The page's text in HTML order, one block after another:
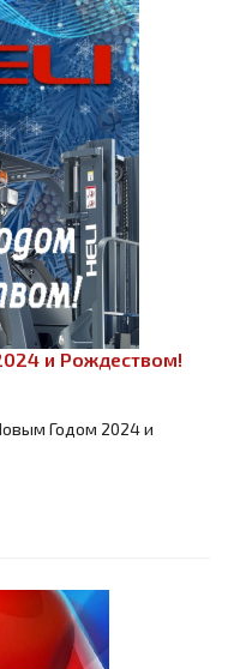
и Рождеством!
Годом 2024 и